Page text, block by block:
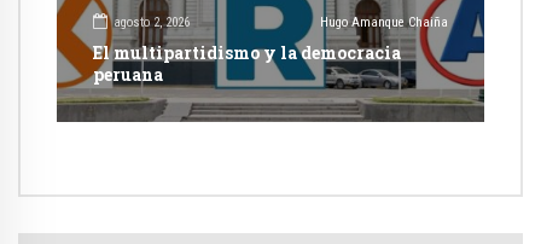
agosto 2, 2026 Hugo Amanque Chaiña
El multipartidismo y la democracia
peruana